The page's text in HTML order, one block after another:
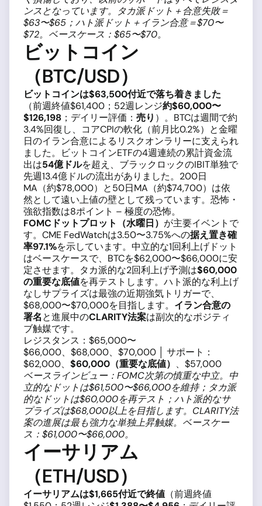
ンスとなっています。タカ派ドット＋合意失敗＝
$63〜$65；ハト派ドット＋イラン合意＝$70〜
$72。ベースケース：$65〜$70。
ビットコイン
（BTC/USD）
ビットコインは$63,500付近で落ち着きました
（前週終値$61,400；52週レンジ約$60,000〜
$126,198 ；デイリー評価： 売り ）。BTCは週間で約
3.4%回復し、コアCPIの軟化（前月比0.2%）と金曜
日のイラン合意によるリスクオンラリーに支えられ
ました。ビットコインETFの4週連続の累計資金流
出は54億ドルを超え、ブラックロックのIBIT単独で
先週13.4億ドルの流出がありました。200日
MA（約$78,000）と50日MA（約$74,700）は依
然として遠い上値の壁として残っています。恐怖・
強欲指数は8ポイント – 極度の恐怖。
FOMCドットプロット（水曜日） が主要イベントで
す。CME FedWatchは3.50〜3.75%への据え置き確
率97.1%を示しています。中立的な1回利上げドット
はベースケースで、BTCを$62,000〜$66,000に安
定させます。タカ派的な2回利上げ予測は$60,000
の重要な底値を再テストします。ハト派的な利上げ
なしサプライズは最強の近期強気トリガーで、
$68,000〜$70,000を目指します。 イラン合意の
署名と進展中のCLARITY法案は副次的なポジティ
ブ触媒です。
レジスタンス：$65,000〜
$66,000、$68,000、$70,000 │ サポート：
$62,000、 $60,000（重要な底値） 、$57,000
ベースラインビュー：FOMC次第の慎重な中立。中
立的なドットは$61,500〜$66,000を維持；タカ派
的なドットは$60,000を再テスト；ハト派的なサ
プライズは$68,000以上を目指します。CLARITY法
案の進展は最も強力な単独上昇触媒。ベースケー
ス：$61,000〜$66,000。
イーサリアム
（ETH/USD）
イーサリアムは$1,665付近で終値 （前週終値